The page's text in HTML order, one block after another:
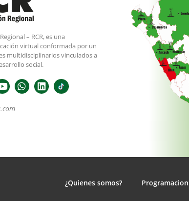
– RCR, es una
virtual conformada por un
multidisciplinarios vinculados a
social.
¿Quienes somos? Programacion